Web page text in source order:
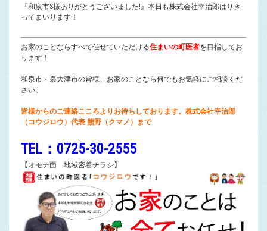
『和泉市S様ありがとうございました!』本日も株式会社幸治郎はりき
ってまいります！
お家のことならすべて任せていただける住まいの町医者を目指してお
ります！
和泉市・泉大津市の皆様、お家のことなら何でもお気軽にご相談くだ
さい。
皆様からのご連絡こころよりお待ちしております。株式会社幸治郎
（コウジロウ）代表 熊野（クマノ）まで
TEL：0725-30-2555
【オモテ面 地域密着チラシ】